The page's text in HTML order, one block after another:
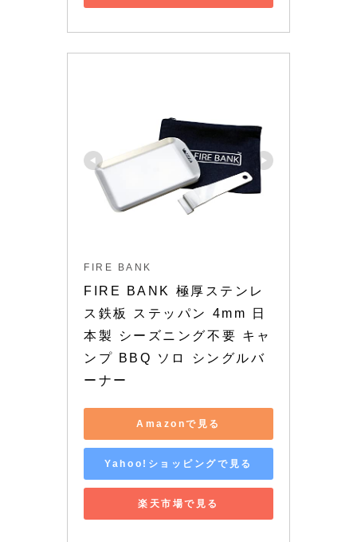
FIRE BANK
FIRE BANK 極厚ステンレ
ス鉄板 ステッパン 4mm 日
本製 シーズニング不要 キャ
ンプ BBQ ソロ シングルバ
ーナー
Amazonで見る
Yahoo!ショッピングで見る
楽天市場で見る